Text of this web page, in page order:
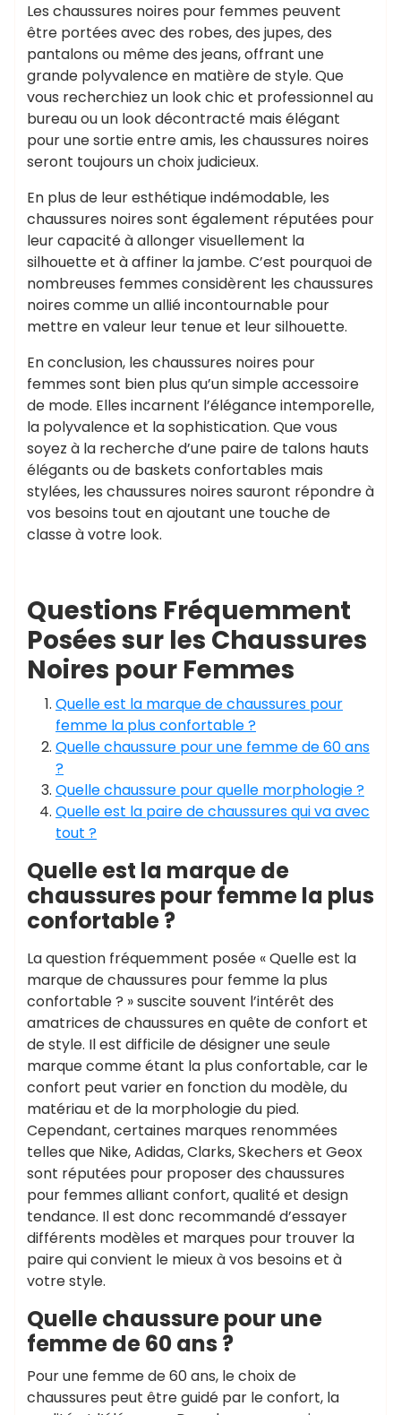
Les chaussures noires pour femmes peuvent
être portées avec des robes, des jupes, des
pantalons ou même des jeans, offrant une
grande polyvalence en matière de style. Que
vous recherchiez un look chic et professionnel au
bureau ou un look décontracté mais élégant
pour une sortie entre amis, les chaussures noires
seront toujours un choix judicieux.
En plus de leur esthétique indémodable, les
chaussures noires sont également réputées pour
leur capacité à allonger visuellement la
silhouette et à affiner la jambe. C’est pourquoi de
nombreuses femmes considèrent les chaussures
noires comme un allié incontournable pour
mettre en valeur leur tenue et leur silhouette.
En conclusion, les chaussures noires pour
femmes sont bien plus qu’un simple accessoire
de mode. Elles incarnent l’élégance intemporelle,
la polyvalence et la sophistication. Que vous
soyez à la recherche d’une paire de talons hauts
élégants ou de baskets confortables mais
stylées, les chaussures noires sauront répondre à
vos besoins tout en ajoutant une touche de
classe à votre look.
Questions Fréquemment
Posées sur les Chaussures
Noires pour Femmes
Quelle est la marque de chaussures pour
femme la plus confortable ?
Quelle chaussure pour une femme de 60 ans
?
Quelle chaussure pour quelle morphologie ?
Quelle est la paire de chaussures qui va avec
tout ?
Quelle est la marque de
chaussures pour femme la plus
confortable ?
La question fréquemment posée « Quelle est la
marque de chaussures pour femme la plus
confortable ? » suscite souvent l’intérêt des
amatrices de chaussures en quête de confort et
de style. Il est difficile de désigner une seule
marque comme étant la plus confortable, car le
confort peut varier en fonction du modèle, du
matériau et de la morphologie du pied.
Cependant, certaines marques renommées
telles que Nike, Adidas, Clarks, Skechers et Geox
sont réputées pour proposer des chaussures
pour femmes alliant confort, qualité et design
tendance. Il est donc recommandé d’essayer
différents modèles et marques pour trouver la
paire qui convient le mieux à vos besoins et à
votre style.
Quelle chaussure pour une
femme de 60 ans ?
Pour une femme de 60 ans, le choix de
chaussures peut être guidé par le confort, la